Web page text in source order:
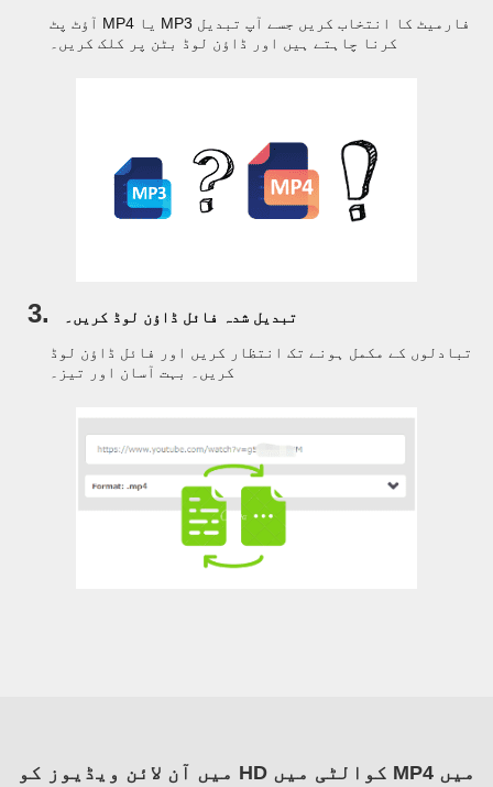
آؤٹ پٹ MP4 یا MP3 فارمیٹ کا انتخاب کریں جسے آپ تبدیل
کرنا چاہتے ہیں اور ڈاؤن لوڈ بٹن پر کلک کریں۔
3.
تبدیل شدہ فائل ڈاؤن لوڈ کریں۔
تبادلوں کے مکمل ہونے تک انتظار کریں اور فائل ڈاؤن لوڈ
کریں۔ بہت آسان اور تیز۔
میں آن لائن ویڈیوز کو HD کوالٹی میں MP4 میں